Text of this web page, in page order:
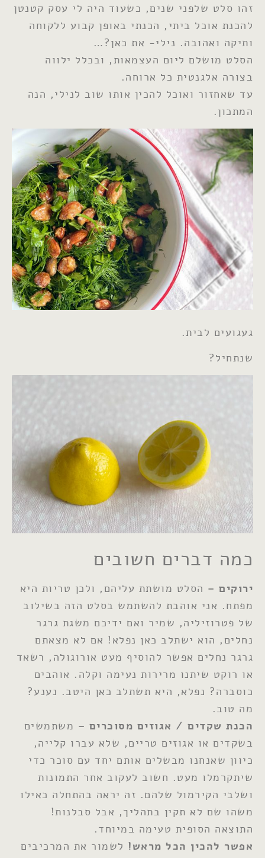
זהו סלט שלפני שנים, כשעוד היה לי עסק קטנטן
להכנת אוכל ביתי, הכנתי באופן קבוע ללקוחה
ותיקה ואהובה. נילי- את כאן?…
הסלט מושלם ליום העצמאות, ובכלל ילווה
בצורה אלגנטית כל ארוחה.
עד שאחזור ואוכל להכין אותו שוב לנילי, הנה
המתכון.
געגועים לבית.
שנתחיל?
כמה דברים חשובים
ירוקים – הסלט מושתת עליהם, ולכן טריות היא
מפתח. אני אוהבת להשתמש בסלט הזה בשילוב
של פטרוזיליה, שמיר ואם ידיכם משגת גרגר
נחלים, הוא ישתלב כאן נפלא! אם לא מצאתם
גרגר נחלים אפשר להוסיף מעט אורוגולה, רשאד
או רוקט שיתנו מרירות נעימה וקלה. אוהבים
כוסברה? נפלא, היא תשתלב כאן היטב. נענע?
מה טוב.
הכנת שקדים / אגוזים מסוכרים – משתמשים
בשקדים או אגוזים טריים, שלא עברו קלייה,
כיוון שאנחנו מבשלים אותם יחד עם סוכר כדי
שיתקרמלו מעט. חשוב לעקוב אחר התמונות
ושלבי הקירמול שלהם. זה יראה בהתחלה כאילו
משהו שם לא תקין בתהליך, אבל סבלנות!
התוצאה הסופית טעימה במיוחד.
אפשר להכין הכל מראש! לשמור את המרכיבים